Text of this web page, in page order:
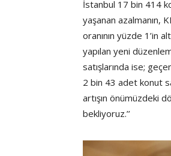
İstanbul 17 bin 414
yaşanan azalmanın,
oranının yüzde 1’in
yapılan yeni
satışlarında ise;
2 bin 43 adet konut
artışın önümüzdeki
bekliyoruz.’’